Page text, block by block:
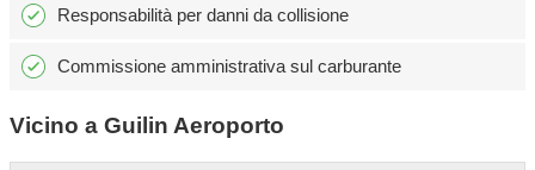
Responsabilità per danni da collisione
Commissione amministrativa sul carburante
Vicino a Guilin Aeroporto